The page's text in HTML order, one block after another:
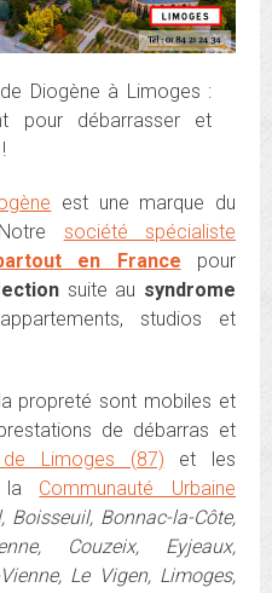
Diogène à Limoges :
pour débarrasser et
est une marque du
société spécialiste
en France pour
suite au syndrome
studios et
propreté sont mobiles et
de débarras et
Limoges (87) et les
la Communauté Urbaine
Boisseuil, Bonnac-la-Côte,
Couzeix, Eyjeaux,
Le Vigen, Limoges,